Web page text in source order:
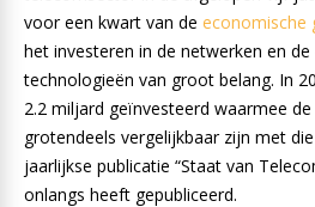
voor een kwart van de economische
het investeren in de netwerken en
technologieën van groot belang. In
2.2 miljard geïnvesteerd waarmee
grotendeels vergelijkbaar zijn met
jaarlijkse publicatie “Staat van
onlangs heeft gepubliceerd.